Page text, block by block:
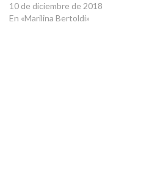
10 de diciembre de 2018
En «Marilina Bertoldi»